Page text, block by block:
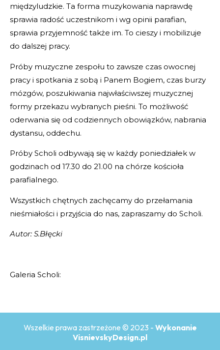
międzyludzkie. Ta forma muzykowania naprawdę
sprawia radość uczestnikom i wg opinii parafian,
sprawia przyjemność także im. To cieszy i mobilizuje
do dalszej pracy.
Próby muzyczne zespołu to zawsze czas owocnej
pracy i spotkania z sobą i Panem Bogiem, czas burzy
mózgów, poszukiwania najwłaściwszej muzycznej
formy przekazu wybranych pieśni. To możliwość
oderwania się od codziennych obowiązków, nabrania
dystansu, oddechu.
Próby Scholi odbywają się w każdy poniedziałek w
godzinach od 17.30 do 21.00 na chórze kościoła
parafialnego.
Wszystkich chętnych zachęcamy do przełamania
nieśmiałości i przyjścia do nas, zapraszamy do Scholi.
Autor: S.Błęcki
Galeria Scholi:
Wszelkie prawa zastrzeżone © 2023 - Wykonanie
VisnievskyDesign.pl